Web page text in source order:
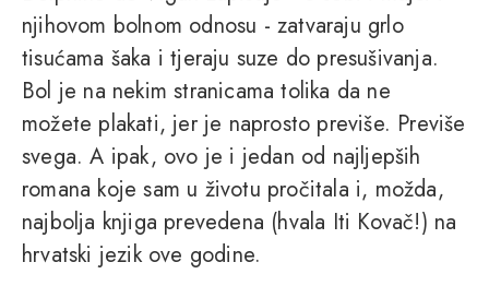
njihovom bolnom odnosu - zatvaraju grlo
tisućama šaka i tjeraju suze do presušivanja.
Bol je na nekim stranicama tolika da ne
možete plakati, jer je naprosto previše. Previše
svega. A ipak, ovo je i jedan od najljepših
romana koje sam u životu pročitala i, možda,
najbolja knjiga prevedena (hvala Iti Kovač!) na
hrvatski jezik ove godine.